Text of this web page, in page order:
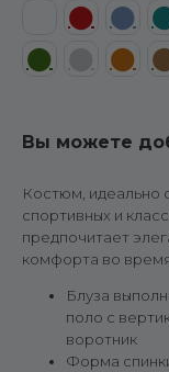
⬤ ⬤
⬤
⬤
Вы можете
Костюм, идеально
спортивных и
предпочитает
комфорта во
Блуза
поло с
воротник
Форма